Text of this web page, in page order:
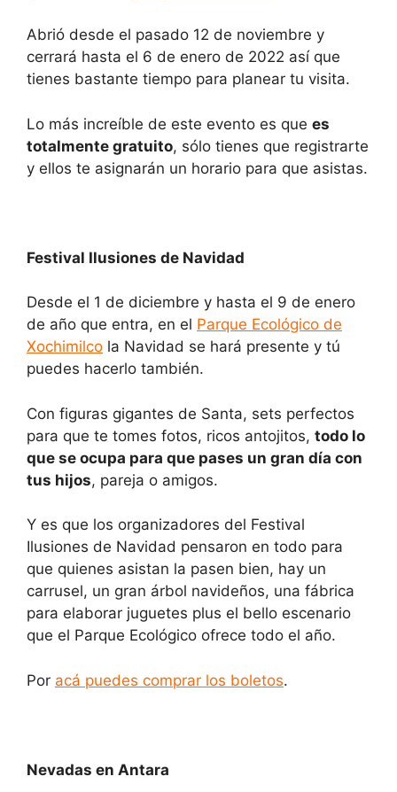
Abrió desde el pasado 12 de noviembre y
cerrará hasta el 6 de enero de 2022 así que
tienes bastante tiempo para planear tu visita.
Lo más increíble de este evento es que es
totalmente gratuito, sólo tienes que registrarte
y ellos te asignarán un horario para que asistas.
Festival Ilusiones de Navidad
Desde el 1 de diciembre y hasta el 9 de enero
de año que entra, en el Parque Ecológico de
Xochimilco la Navidad se hará presente y tú
puedes hacerlo también.
Con figuras gigantes de Santa, sets perfectos
para que te tomes fotos, ricos antojitos, todo lo
que se ocupa para que pases un gran día con
tus hijos, pareja o amigos.
Y es que los organizadores del Festival
Ilusiones de Navidad pensaron en todo para
que quienes asistan la pasen bien, hay un
carrusel, un gran árbol navideños, una fábrica
para elaborar juguetes plus el bello escenario
que el Parque Ecológico ofrece todo el año.
Por acá puedes comprar los boletos.
Nevadas en Antara